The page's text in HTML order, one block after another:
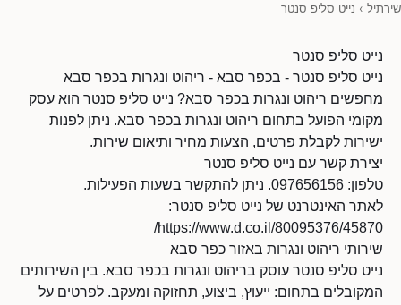
שירתיל › נייט סליפ סנטר
נייט סליפ סנטר
נייט סליפ סנטר - בכפר סבא - ריהוט ונגרות בכפר סבא
מחפשים ריהוט ונגרות בכפר סבא? נייט סליפ סנטר הוא עסק
מקומי הפועל בתחום ריהוט ונגרות בכפר סבא. ניתן לפנות
ישירות לקבלת פרטים, הצעות מחיר ותיאום שירות.
יצירת קשר עם נייט סליפ סנטר
טלפון: 097656156. ניתן להתקשר בשעות הפעילות.
לאתר האינטרנט של נייט סליפ סנטר:
https://www.d.co.il/80095376/45870/
שירותי ריהוט ונגרות באזור כפר סבא
נייט סליפ סנטר עוסק בריהוט ונגרות בכפר סבא. בין השירותים
המקובלים בתחום: ייעוץ, ביצוע, תחזוקה ומעקב. לפרטים על